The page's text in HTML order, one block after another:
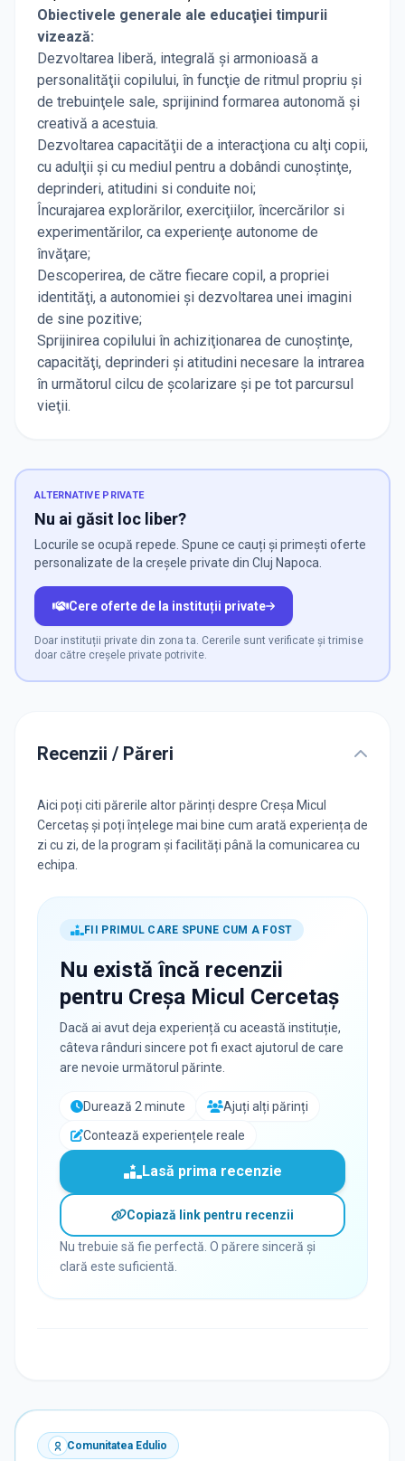
Obiectivele generale ale educaţiei timpurii
vizează:
Dezvoltarea liberă, integrală şi armonioasă a
personalităţii copilului, în funcţie de ritmul propriu şi
de trebuinţele sale, sprijinind formarea autonomă şi
creativă a acestuia.
Dezvoltarea capacităţii de a interacţiona cu alţi copii,
cu adulţii şi cu mediul pentru a dobândi cunoştinţe,
deprinderi, atitudini si conduite noi;
Încurajarea explorărilor, exerciţiilor, încercărilor si
experimentărilor, ca experienţe autonome de
învăţare;
Descoperirea, de către fiecare copil, a propriei
identităţi, a autonomiei şi dezvoltarea unei imagini
de sine pozitive;
Sprijinirea copilului în achiziţionarea de cunoştinţe,
capacităţi, deprinderi şi atitudini necesare la intrarea
în următorul cilcu de școlarizare şi pe tot parcursul
vieţii.
ALTERNATIVE PRIVATE
Nu ai găsit loc liber?
Locurile se ocupă repede. Spune ce cauți și primești oferte
personalizate de la creșele private din Cluj Napoca.
Cere oferte de la instituții private
Doar instituții private din zona ta. Cererile sunt verificate și trimise
doar către creșele private potrivite.
Recenzii / Păreri
Aici poți citi părerile altor părinți despre Creşa Micul
Cercetaş și poți înțelege mai bine cum arată experiența de
zi cu zi, de la program și facilități până la comunicarea cu
echipa.
FII PRIMUL CARE SPUNE CUM A FOST
Nu există încă recenzii
pentru Creşa Micul Cercetaş
Dacă ai avut deja experiență cu această instituție,
câteva rânduri sincere pot fi exact ajutorul de care
are nevoie următorul părinte.
Durează 2 minute
Ajuți alți părinți
Contează experiențele reale
Lasă prima recenzie
Copiază link pentru recenzii
Nu trebuie să fie perfectă. O părere sinceră și
clară este suficientă.
Comunitatea Edulio